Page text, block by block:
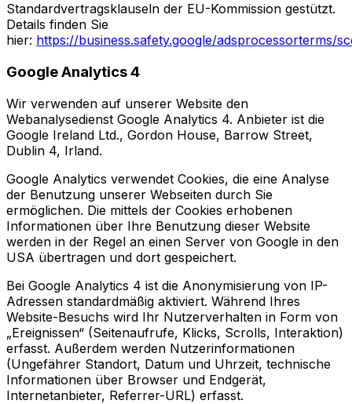
Standardvertragsklauseln der EU-Kommission gestützt.
Details finden Sie
hier: https://business.safety.google/adsprocessorterms/
Google Analytics 4
Wir verwenden auf unserer Website den
Webanalysedienst Google Analytics 4. Anbieter ist die
Google Ireland Ltd., Gordon House, Barrow Street,
Dublin 4, Irland.
Google Analytics verwendet Cookies, die eine Analyse
der Benutzung unserer Webseiten durch Sie
ermöglichen. Die mittels der Cookies erhobenen
Informationen über Ihre Benutzung dieser Website
werden in der Regel an einen Server von Google in den
USA übertragen und dort gespeichert.
Bei Google Analytics 4 ist die Anonymisierung von IP-
Adressen standardmäßig aktiviert. Während Ihres
Website-Besuchs wird Ihr Nutzerverhalten in Form von
„Ereignissen“ (Seitenaufrufe, Klicks, Scrolls, Interaktion)
erfasst. Außerdem werden Nutzerinformationen
(Ungefährer Standort, Datum und Uhrzeit, technische
Informationen über Browser und Endgerät,
Internetanbieter, Referrer-URL) erfasst.